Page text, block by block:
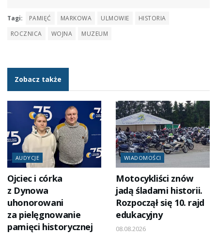
Tagi: PAMIĘĆ MARKOWA ULMOWIE
HISTORIA
ROCZNICA
WOJNA MUZEUM
Zobacz także
AUDYCJE
Ojciec i córka
z Dynowa
uhonorowani
za pielęgnowanie
pamięci historycznej
WIADOMOŚCI
Motocykliści znów
jadą śladami historii.
Rozpoczął się 10. rajd
edukacyjny
08.08.2026